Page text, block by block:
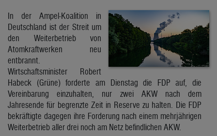
In der Ampel-Koalition in
Deutschland ist der Streit um
den Weiterbetrieb von
Atomkraftwerken neu
entbrannt.
Wirtschaftsminister Robert
Habeck (Grüne) forderte am Dienstag die FDP auf, die
Vereinbarung einzuhalten, nur zwei AKW nach dem
Jahresende für begrenzte Zeit in Reserve zu halten. Die FDP
bekräftigte dagegen ihre Forderung nach einem mehrjährigen
Weiterbetrieb aller drei noch am Netz befindlichen AKW.